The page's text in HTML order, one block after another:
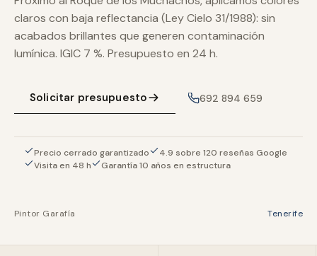
claros con baja reflectancia (Ley Cielo 31/1988): sin
acabados brillantes que generen contaminación
lumínica. IGIC 7 %. Presupuesto en 24 h.
Solicitar presupuesto 692 894 659
Precio cerrado garantizado
4.9 sobre 120 reseñas Google
Visita en 48 h
Garantía 10 años en estructura
Pintor Garafía Tenerife